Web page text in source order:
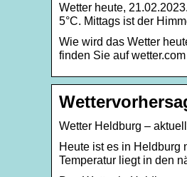
Wetter heute,
5°C. Mittags ist der
Wie wird das Wetter
finden Sie auf
Wetter Heldburg –
Heute ist es in Heldburg
Temperatur liegt in den